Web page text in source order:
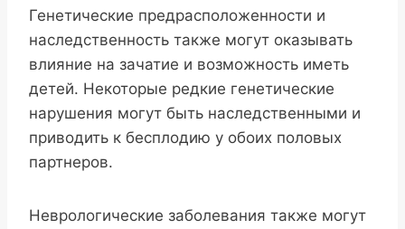
Генетические предрасположенности и
наследственность также могут оказывать
влияние на зачатие и возможность иметь
детей. Некоторые редкие генетические
нарушения могут быть наследственными и
приводить к бесплодию у обоих половых
партнеров.
Неврологические заболевания также могут